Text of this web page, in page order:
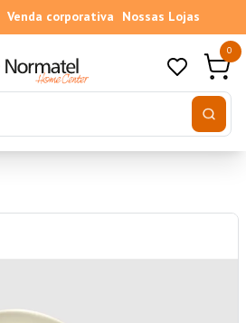
Venda corporativa Nossas Lojas
0